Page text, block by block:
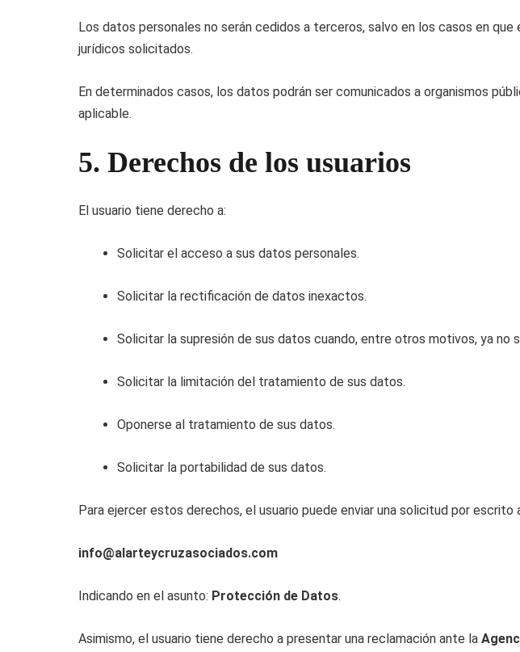
Los datos personales no serán cedidos a terceros, salvo en los casos en
jurídicos solicitados.
En determinados casos, los datos podrán ser comunicados a organismos
aplicable.
5. Derechos de los usuarios
El usuario tiene derecho a:
Solicitar el acceso a sus datos personales.
Solicitar la rectificación de datos inexactos.
Solicitar la supresión de sus datos cuando, entre otros motivos, ya no
Solicitar la limitación del tratamiento de sus datos.
Oponerse al tratamiento de sus datos.
Solicitar la portabilidad de sus datos.
Para ejercer estos derechos, el usuario puede enviar una solicitud por escrito
info@alarteycruzasociados.com
Indicando en el asunto: Protección de Datos.
Asimismo, el usuario tiene derecho a presentar una reclamación ante la